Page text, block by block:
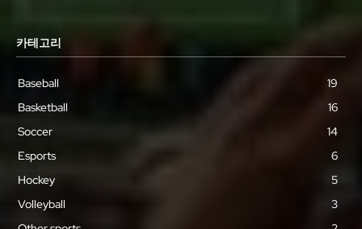
카테고리
Baseball
19
Basketball
16
Soccer
14
Esports
6
Hockey
5
Volleyball
3